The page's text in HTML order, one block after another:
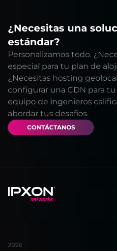
¿Necesitas una
estándar?
Personalizamos todo.
especial para tu plan de
¿Necesitas hosting
configurar una CDN para
equipo de ingenieros
abordar tus desafíos.
CONTÁCTANOS
Footer
2026